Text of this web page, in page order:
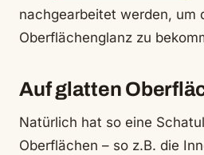
nachgearbeitet werden, um
Oberflächenglanz zu
Auf glatten
Natürlich hat so eine
Oberflächen – so z.B. die